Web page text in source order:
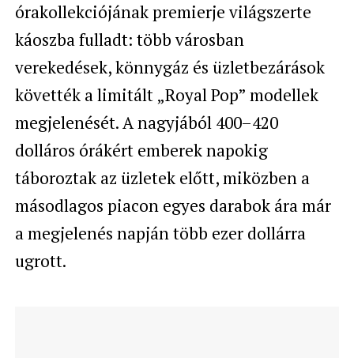
órakollekciójának premierje világszerte
káoszba fulladt: több városban
verekedések, könnygáz és üzletbezárások
követték a limitált „Royal Pop” modellek
megjelenését. A nagyjából 400–420
dolláros órákért emberek napokig
táboroztak az üzletek előtt, miközben a
másodlagos piacon egyes darabok ára már
a megjelenés napján több ezer dollárra
ugrott.